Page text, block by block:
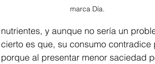
marca Día.
nutrientes, y aunque no sería un
cierto es que, su consumo
porque al presentar menor saciedad